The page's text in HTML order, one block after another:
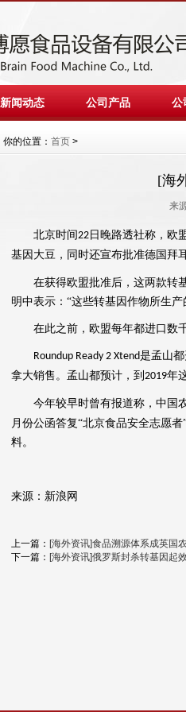
新闻动态 公司产品 公
你的位置： 首页 >
[海
来
北京时间22 日晚路透社称， 欧
基因大豆 ，同时还宣布批准德国拜
在获得欧盟批准后，这两款转
明中表示：“这些转基因作物所生
在此之前，欧盟每年都进口数千
Roundup Ready 2 Xtend是孟山
拿大销售。孟山都预计，到 2019年
今年较早时曾有报道称，中国
月份公函答复“北京食品安全志愿
料。
来源：新浪网
上一篇： [海外资讯]食品溯源体系成英国
下一篇： [海外资讯]俄罗斯封杀转基因起